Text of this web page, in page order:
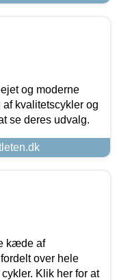
og moderne
kvalitetscykler og
se deres udvalg.
kæde af
over hele
Klik her for at